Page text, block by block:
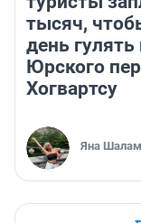
тысяч,
день гулять
Юрского
Хогвартсу
Яна